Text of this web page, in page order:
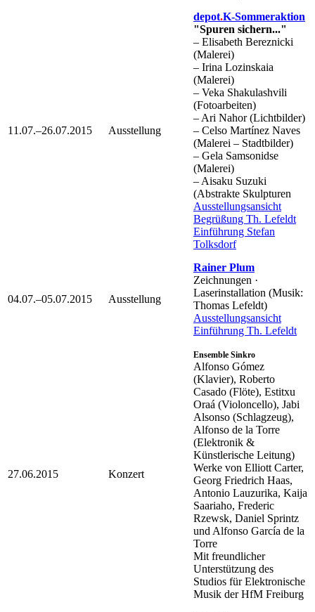
11.07.–26.07.2015 Ausstellung
depot.K-Sommeraktion
"Spuren sichern..."
– Elisabeth Bereznicki
(Malerei)
– Irina Lozinskaia
(Malerei)
– Veka Shakulashvili
(Fotoarbeiten)
– Ari Nahor (Lichtbilder)
– Celso Martínez Naves
(Malerei – Stadtbilder)
– Gela Samsonidse
(Malerei)
– Aisaku Suzuki
(Abstrakte Skulpturen
Ausstellungsansicht
Begrüßung Th. Lefeldt
Einführung Stefan
Tolksdorf
04.07.–05.07.2015 Ausstellung
Rainer Plum
Zeichnungen ·
Laserinstallation (Musik:
Thomas Lefeldt)
Ausstellungsansicht
Einführung Th. Lefeldt
27.06.2015 Konzert
Ensemble Sinkro
Alfonso Gómez
(Klavier), Roberto
Casado (Flöte), Estitxu
Oraá (Violoncello), Jabi
Alsonso (Schlagzeug),
Alfonso de la Torre
(Elektronik &
Künstlerische Leitung)
Werke von Elliott Carter,
Georg Friedrich Haas,
Antonio Lauzurika, Kaija
Saariaho, Frederic
Rzewsk, Daniel Sprintz
und Alfonso García de la
Torre
Mit freundlicher
Unterstützung des
Studios für Elektronische
Musik der HfM Freiburg